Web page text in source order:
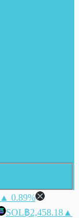
▲ 0.89%
SOL฿2,458.18 ▲